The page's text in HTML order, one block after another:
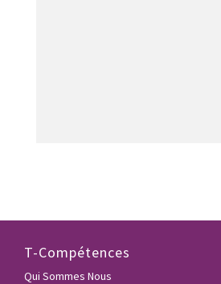
T-Compétences
Qui Sommes Nous